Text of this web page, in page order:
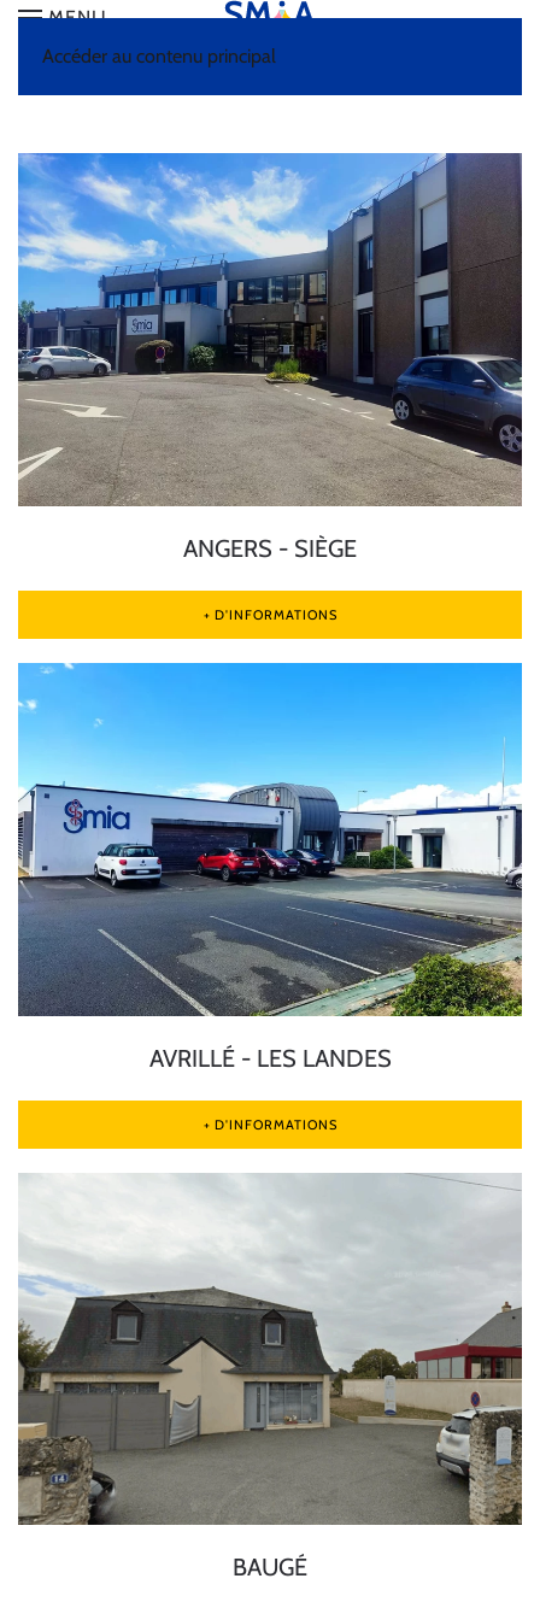
Accéder au contenu principal
MENU
CONTACT ET CENTRES
ANGERS - SIÈGE
+ D'INFORMATIONS
AVRILLÉ - LES LANDES
+ D'INFORMATIONS
BAUGÉ